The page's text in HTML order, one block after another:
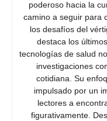
poderoso hacia la
camino a seguir para
los desafíos del
destaca los
tecnologías de salud
investigaciones
cotidiana. Su
impulsado por un
lectores a
figurativamente.